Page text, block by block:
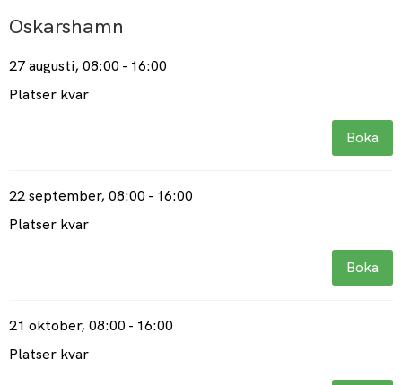
Oskarshamn
27 augusti, 08:00 - 16:00
Platser kvar
Boka
22 september, 08:00 - 16:00
Platser kvar
Boka
21 oktober, 08:00 - 16:00
Platser kvar